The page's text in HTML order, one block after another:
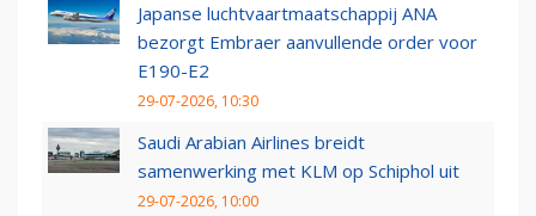
Japanse luchtvaartmaatschappij ANA
bezorgt Embraer aanvullende order voor
E190-E2
29-07-2026, 10:30
Saudi Arabian Airlines breidt
samenwerking met KLM op Schiphol uit
29-07-2026, 10:00